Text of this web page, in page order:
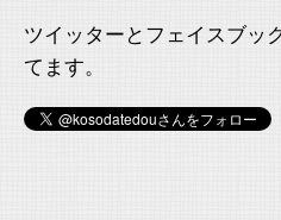
ツイッターとフェイスブッ
てます。